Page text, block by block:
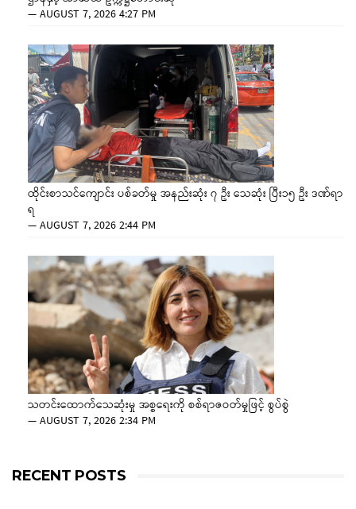
—AUGUST 7, 2026 4:27 PM
ထိုင်းစာသင်ကျောင်း ပစ်ခတ်မှု အနည်းဆုံး ၇ ဦး သေဆုံး ပြီး၁၅ ဦး ဒဏ်ရာ
ရ
—AUGUST 7, 2026 2:44 PM
သတင်းထောက်သေဆုံးမှု အစ္စရေးကို စစ်ရာဇဝတ်မှုဖြင့် စွပ်စွဲ
—AUGUST 7, 2026 2:34 PM
RECENT POSTS